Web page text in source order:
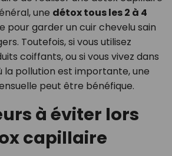
une détox tous les 2 à 4
pour garder un cuir chevelu sain
Toutefois, si vous utilisez
coiffants, ou si vous vivez dans
la pollution est importante, une
peut être bénéfique.
à éviter lors
capillaire